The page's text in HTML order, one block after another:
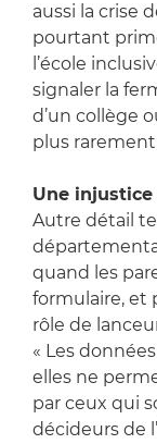
aussi la crise
pourtant
l’école
signaler la
d’un collège
plus rarement
Une injustice
Autre détail
quand les
formulaire, et
rôle de
« Les
elles ne
par ceux qui
décideurs de